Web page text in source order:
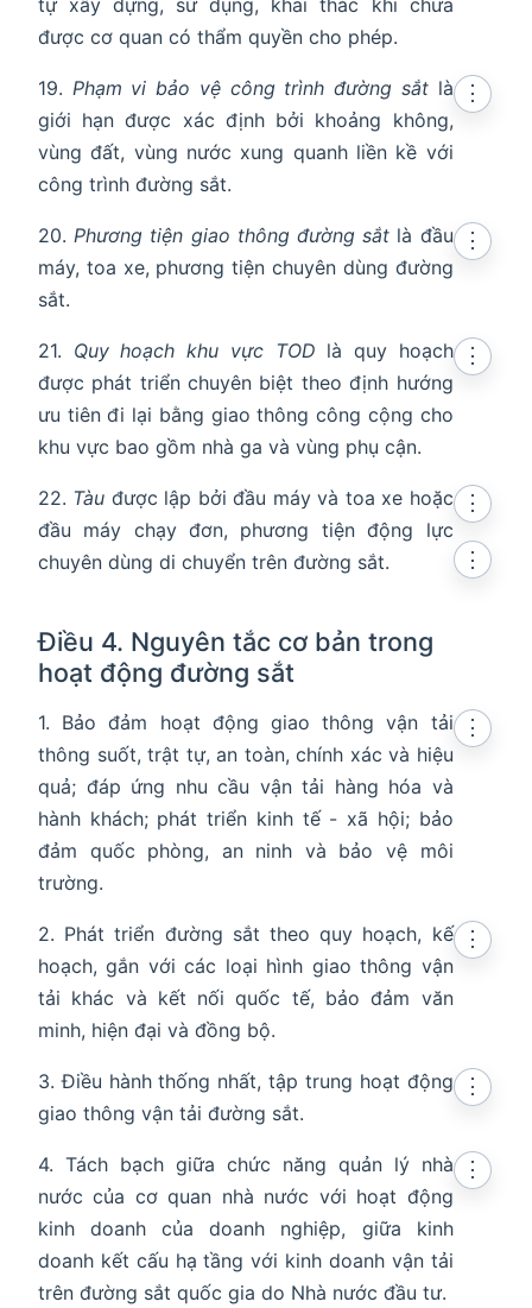
tự xây dựng, sử dụng, khai thác khi chưa
được cơ quan có thẩm quyền cho phép.
19. Phạm vi bảo vệ công trình đường sắtlà
giới hạn được xác định bởi khoảng không,
vùng đất, vùng nước xung quanh liền kề với
công trình đường sắt.
⋮
20.Phương tiện giao thông đường sắt là đầu
máy, toa xe, phương tiện chuyên dùng đường
sắt.
⋮
21. Quy hoạch khu vực TOD là quy hoạch
được phát triển chuyên biệt theo định hướng
ưu tiên đi lại bằng giao thông công cộng cho
khu vực bao gồm nhà ga và vùng phụ cận.
⋮
22. Tàu được lập bởi đầu máy và toa xe hoặc
đầu máy chạy đơn, phương tiện động lực
chuyên dùng di chuyển trên đường sắt.
⋮
Điều 4. Nguyên tắc cơ bản trong
hoạt động đường sắt
⋮
1. Bảo đảm hoạt động giao thông vận tải
thông suốt, trật tự, an toàn, chính xác và hiệu
quả; đáp ứng nhu cầu vận tải hàng hóa và
hành khách; phát triển kinh tế - xã hội; bảo
đảm quốc phòng, an ninh và bảo vệ môi
trường.
⋮
2. Phát triển đường sắt theo quy hoạch, kế
hoạch, gắn với các loại hình giao thông vận
tải khác và kết nối quốc tế, bảo đảm văn
minh, hiện đại và đồng bộ.
⋮
3. Điều hành thống nhất, tập trung hoạt động
giao thông vận tải đường sắt.
⋮
4. Tách bạch giữa chức năng quản lý nhà
nước của cơ quan nhà nước với hoạt động
kinh doanh của doanh nghiệp, giữa kinh
doanh kết cấu hạ tầng với kinh doanh vận tải
trên đường sắt quốc gia do Nhà nước đầu tư.
⋮